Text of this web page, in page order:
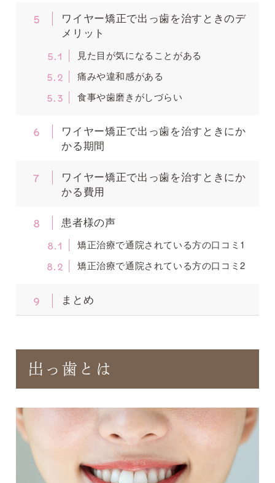
5
ワイヤー矯正で出っ歯を治すときのデ
メリット
5.1 見た目が気になることがある
5.2 痛みや違和感がある
5.3 食事や歯磨きがしづらい
6
ワイヤー矯正で出っ歯を治すときにか
かる期間
7
ワイヤー矯正で出っ歯を治すときにか
かる費用
8 患者様の声
8.1 矯正治療で通院されている方の口コミ1
8.2 矯正治療で通院されている方の口コミ2
9 まとめ
出っ歯とは